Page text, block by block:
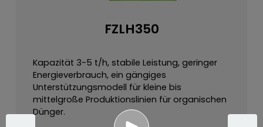
FZLH350
Kapazität 3-5 t/h, stabile Leistung, geringer
Energieverbrauch, ein gängiges
Unterstützungsmodell für kleine bis
mittelgroße Produktionslinien für organischen
Dünger.